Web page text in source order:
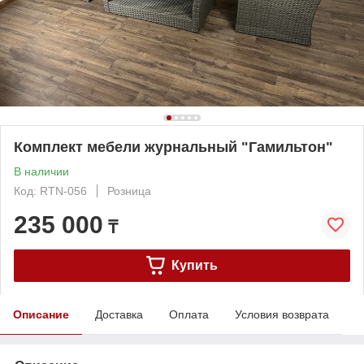
Комплект мебели журнальный "Гамильтон"
В наличии
Код: RTN-056
Розница
235 000 ₸
Купить
Описание Доставка Оплата Условия возврата